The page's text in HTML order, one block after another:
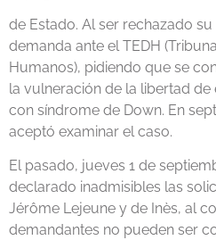
de Estado. Al ser rechazado
demanda ante el TEDH
Humanos), pidiendo que se
la vulneración de la libertad
con síndrome de Down. En
aceptó examinar el caso.
El pasado, jueves 1 de
declarado inadmisibles las
Jérôme Lejeune y de Inès, al
demandantes no pueden ser